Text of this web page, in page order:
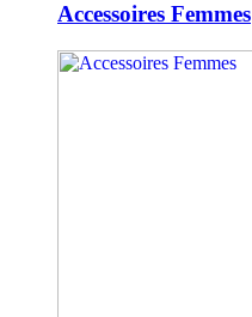
Accessoires Femmes